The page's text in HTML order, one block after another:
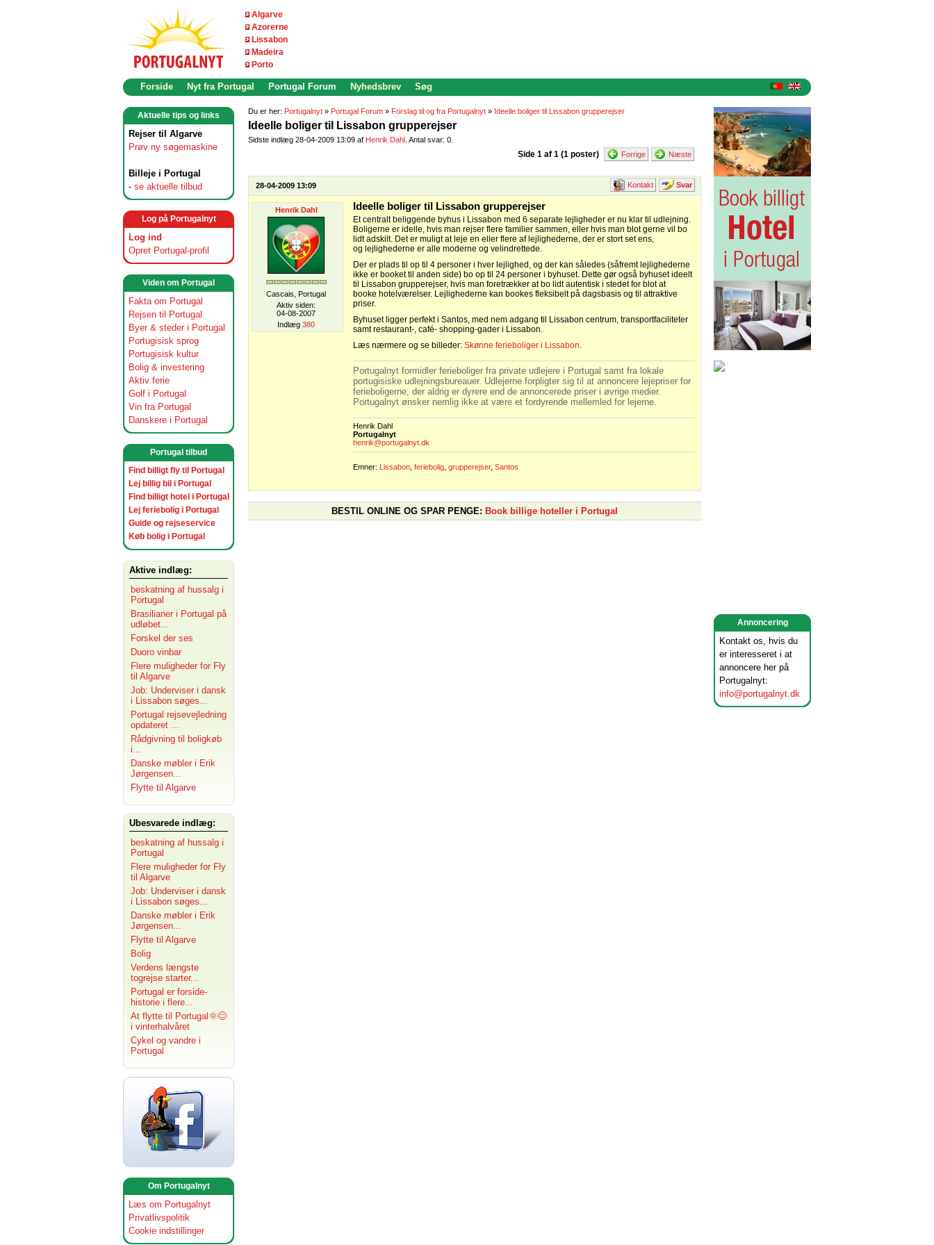
Algarve
Azorerne
Lissabon
Madeira
Porto
Forside Nyt fra Portugal Portugal Forum Nyhedsbrev Søg
Annoncering
Kontakt os, hvis du
er interesseret i at
annoncere her på
Portugalnyt:
info@portugalnyt.dk
Aktuelle tips og links
Rejser til Algarve
Prøv ny søgemaskine
Billeje i Portugal
- se aktuelle tilbud
Log på Portugalnyt
Log ind
Opret Portugal-profil
Viden om Portugal
Fakta om Portugal
Rejsen til Portugal
Byer & steder i Portugal
Portugisisk sprog
Portugisisk kultur
Bolig & investering
Aktiv ferie
Golf i Portugal
Vin fra Portugal
Danskere i Portugal
Portugal tilbud
Find billigt fly til Portugal
Lej billig bil i Portugal
Find billigt hotel i Portugal
Lej feriebolig i Portugal
Guide og rejseservice
Køb bolig i Portugal
Aktive indlæg:
beskatning af hussalg i
Portugal
Brasilianer i Portugal på
udløbet...
Forskel der ses
Duoro vinbar
Flere muligheder for Fly
til Algarve
Job: Underviser i dansk
i Lissabon søges...
Portugal rejsevejledning
opdateret ...
Rådgivning til boligkøb
i...
Danske møbler i Erik
Jørgensen...
Flytte til Algarve
Ubesvarede indlæg:
beskatning af hussalg i
Portugal
Flere muligheder for Fly
til Algarve
Job: Underviser i dansk
i Lissabon søges...
Danske møbler i Erik
Jørgensen...
Flytte til Algarve
Bolig
Verdens længste
togrejse starter...
Portugal er forside-
historie i flere...
At flytte til Portugal🌞😊
i vinterhalvåret
Cykel og vandre i
Portugal
Om Portugalnyt
Læs om Portugalnyt
Privatlivspolitik
Cookie indstillinger
Du er her: Portugalnyt » Portugal Forum » Forslag til og fra Portugalnyt » Ideelle boliger til Lissabon grupperejser
Ideelle boliger til Lissabon grupperejser
Sidste indlæg 28-04-2009 13:09 af Henrik Dahl . Antal svar: 0.
Side 1 af 1 (1 poster) Forrige Næste
28-04-2009 13:09 Kontakt Svar
Henrik Dahl
Cascais, Portugal
Aktiv siden:
04-08-2007
Indlæg 380
Ideelle boliger til Lissabon grupperejser
Et centralt beliggende byhus i Lissabon med 6 separate lejligheder er nu klar til udlejning.
Boligerne er idelle, hvis man rejser flere familier sammen, eller hvis man blot gerne vil bo
lidt adskilt. Det er muligt at leje en eller flere af lejlighederne, der er stort set ens,
og lejlighederne er alle moderne og velindrettede.
Der er plads til op til 4 personer i hver lejlighed, og der kan således (såfremt lejlighederne
ikke er booket til anden side) bo op til 24 personer i byhuset. Dette gør også byhuset ideelt
til Lissabon grupperejser, hvis man foretrækker at bo lidt autentisk i stedet for blot at
booke hotelværelser. Lejlighederne kan bookes fleksibelt på dagsbasis og til attraktive
priser.
Byhuset ligger perfekt i Santos, med nem adgang til Lissabon centrum, transportfaciliteter
samt restaurant-, café- shopping-gader i Lissabon.
Læs nærmere og se billeder: Skønne ferieboliger i Lissabon.
Portugalnyt formidler ferieboliger fra private udlejere i Portugal samt fra lokale
portugisiske udlejningsbureauer. Udlejerne forpligter sig til at annoncere lejepriser for
ferieboligerne, der aldrig er dyrere end de annoncerede priser i øvrige medier.
Portugalnyt ønsker nemlig ikke at være et fordyrende mellemled for lejerne.
Henrik Dahl
Portugalnyt
henrik@portugalnyt.dk
Emner: Lissabon, feriebolig, grupperejser, Santos
BESTIL ONLINE OG SPAR PENGE: Book billige hoteller i Portugal